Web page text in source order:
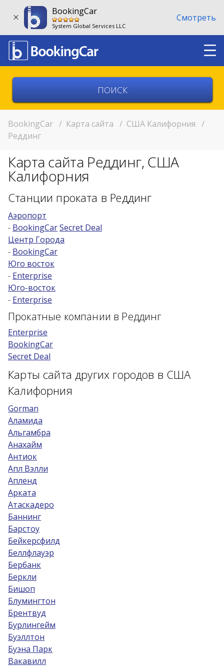
BookingCar
System Global Services LLC
Смотреть
Выберите город
Возврат в другом месте?
Возраст 25-70 лет?
Купон/промо
BookingCar / Карта сайта / США Калифорния /
Реддинг
Карта сайта Реддинг, США
Калифорния
Станции проката в Реддинг
Аэропорт
- BookingCarSecret Deal
Центр Города
- BookingCar
Юго восток
- Enterprise
Юго-восток
- Enterprise
Прокатные компании в Реддинг
Enterprise
BookingCar
Secret Deal
Карты сайта других городов в США
Калифорния
Gorman
Аламида
Альгамбра
Анахайм
Антиок
Апл Вэлли
Апленд
Арката
Атаскадеро
Баннинг
Барстоу
Бейкерсфилд
Беллфлауэр
Бербанк
Беркли
Бишоп
Блумингтон
Брентвуд
Бурлингейм
Буэллтон
Буэна Парк
Вакавилл